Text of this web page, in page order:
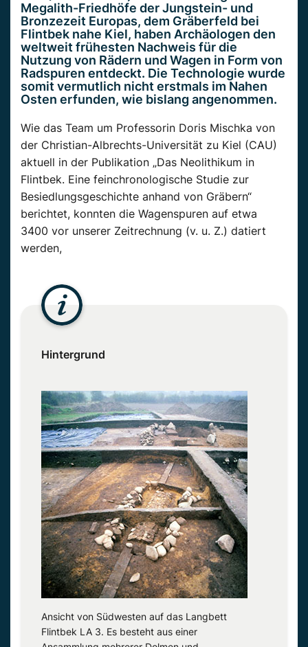
Megalith-Friedhöfe der Jungstein- und
Bronzezeit Europas, dem Gräberfeld bei
Flintbek nahe Kiel, haben Archäologen den
weltweit frühesten Nachweis für die
Nutzung von Rädern und Wagen in Form von
Radspuren entdeckt. Die Technologie wurde
somit vermutlich nicht erstmals im Nahen
Osten erfunden, wie bislang angenommen.
Wie das Team um Professorin Doris Mischka von
der Christian-Albrechts-Universität zu Kiel (CAU)
aktuell in der Publikation „Das Neolithikum in
Flintbek. Eine feinchronologische Studie zur
Besiedlungsgeschichte anhand von Gräbern“
berichtet, konnten die Wagenspuren auf etwa
3400 vor unserer Zeitrechnung (v. u. Z.) datiert
werden,
Hintergrund
Ansicht von Südwesten auf das Langbett
Flintbek LA 3. Es besteht aus einer